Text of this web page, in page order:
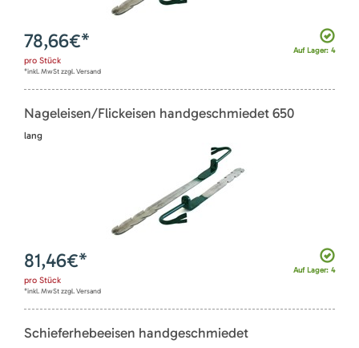
Auf Lager: 4
78,66€*
pro Stück
*inkl. MwSt zzgl. Versand
Nageleisen/Flickeisen handgeschmiedet 650
lang
Auf Lager: 4
81,46€*
pro Stück
*inkl. MwSt zzgl. Versand
Schieferhebeeisen handgeschmiedet